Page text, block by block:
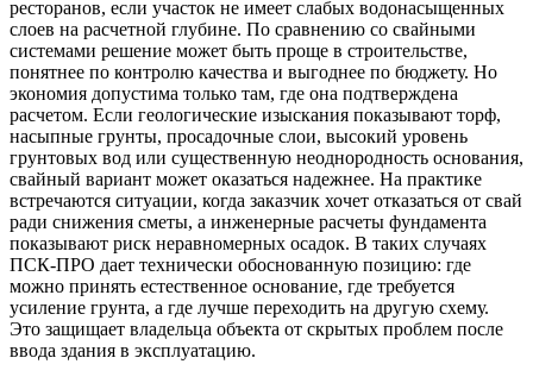
ресторанов, если участок не имеет слабых водонасыщенных
слоев на расчетной глубине. По сравнению со свайными
системами решение может быть проще в строительстве,
понятнее по контролю качества и выгоднее по бюджету. Но
экономия допустима только там, где она подтверждена
расчетом. Если геологические изыскания показывают торф,
насыпные грунты, просадочные слои, высокий уровень
грунтовых вод или существенную неоднородность основания,
свайный вариант может оказаться надежнее. На практике
встречаются ситуации, когда заказчик хочет отказаться от свай
ради снижения сметы, а инженерные расчеты фундамента
показывают риск неравномерных осадок. В таких случаях
ПСК-ПРО дает технически обоснованную позицию: где
можно принять естественное основание, где требуется
усиление грунта, а где лучше переходить на другую схему.
Это защищает владельца объекта от скрытых проблем после
ввода здания в эксплуатацию.